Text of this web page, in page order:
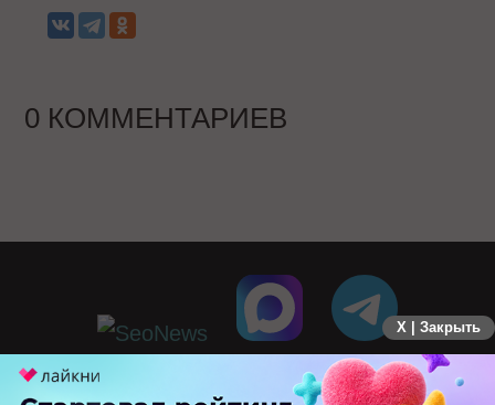
0 КОММЕНТАРИЕВ
X | Закрыть
ПЕРЕЙТИ НА ПОЛНУЮ ВЕРСИЮ